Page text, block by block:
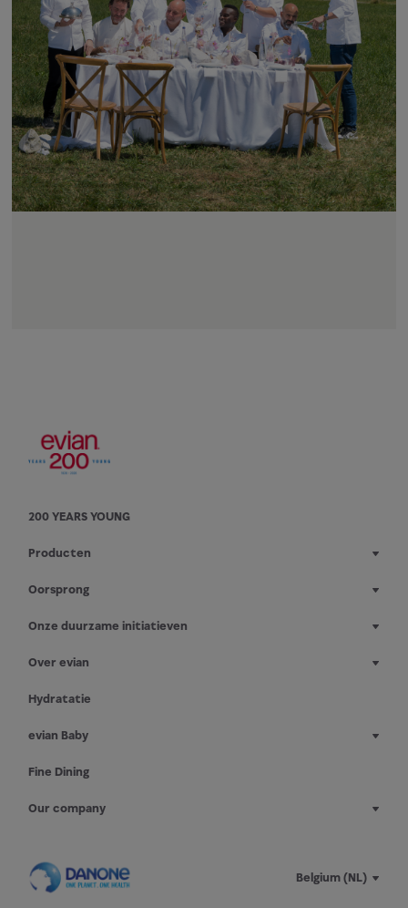
200 YEARS YOUNG
Producten
Oorsprong
Onze duurzame initiatieven
Over evian
Hydratatie
evian Baby
Fine Dining
Our company
Belgium (NL)